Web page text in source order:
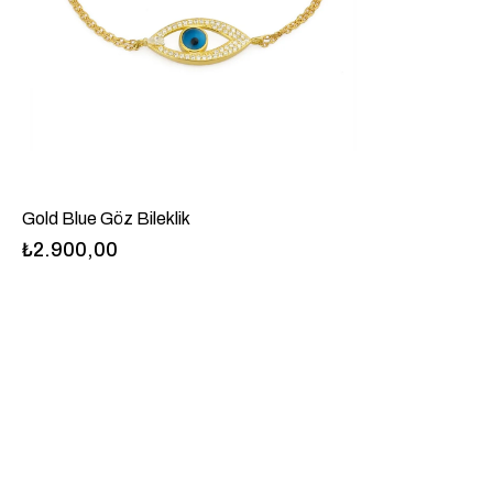
Gold Blue Göz Bileklik
₺2.900,00